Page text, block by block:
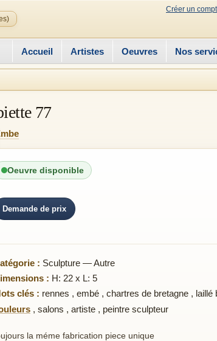
Créer un
Accueil Artistes Oeuvres Nos
77
Oeuvre disponible
Demande de prix
: Sculpture — Autre
: H: 22 x L: 5
clés : rennes , embé , chartres de bretagne , laillé
, salons , artiste , peintre sculpteur
la méme fabrication piece unique